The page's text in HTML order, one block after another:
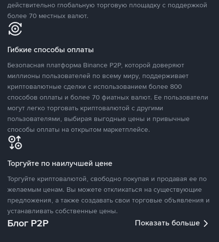
действительно глобальную торговую площадку с поддержкой
более 70 местных валют.
Гибкие способы оплаты
Безопасная платформа Binance P2P, которой доверяют
миллионы пользователей по всему миру, поддерживает
криптовалютные сделки с использованием более 800
способов оплаты и более 70 фиатных валют. Ее пользователи
могут легко торговать криптовалютой с другими
пользователями, выбирая выгодные цены и привычные
способы оплаты на открытом маркетплейсе.
Торгуйте по наилучшей цене
Торгуйте криптовалютой, свободно покупая и продавая ее по
желаемым ценам. Вы можете откликаться на существующие
предложения, а также создавать свои торговые объявления и
устанавливать собственные цены.
Блог P2P Показать больше